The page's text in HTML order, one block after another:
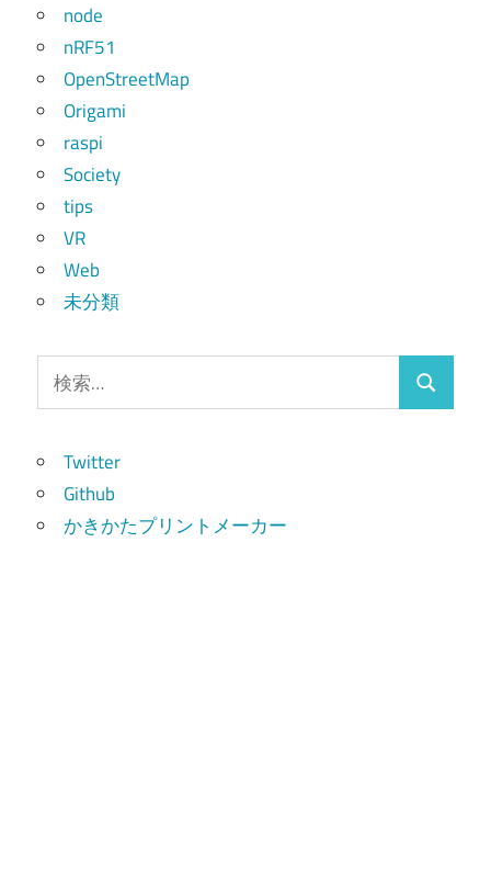
node
nRF51
OpenStreetMap
Origami
raspi
Society
tips
VR
Web
未分類
索:
検
Twitter
Github
かきかたプリントメーカー